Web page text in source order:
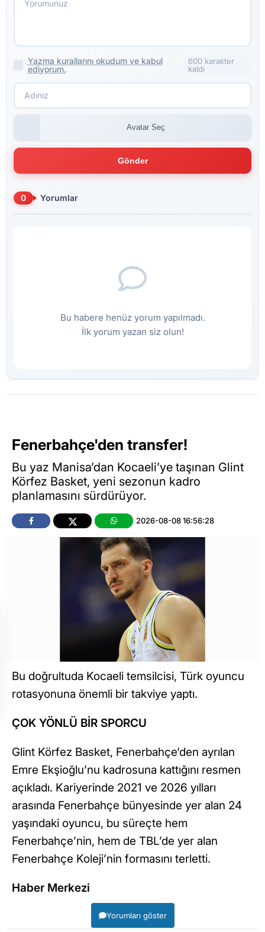
Yazma kurallarını okudum ve kabul
ediyorum.
600 karakter
kaldı
Avatar Seç
Gönder
0 Yorumlar
Bu habere henüz yorum yapılmadı.
İlk yorum yazan siz olun!
Fenerbahçe'den transfer!
Bu yaz Manisa’dan Kocaeli’ye taşınan Glint
Körfez Basket, yeni sezonun kadro
planlamasını sürdürüyor.
2026-08-08 16:56:28
Bu doğrultuda Kocaeli temsilcisi, Türk oyuncu
rotasyonuna önemli bir takviye yaptı.
ÇOK YÖNLÜ BİR SPORCU
Glint Körfez Basket, Fenerbahçe‘den ayrılan
Emre Ekşioğlu’nu kadrosuna kattığını resmen
açıkladı. Kariyerinde 2021 ve 2026 yılları
arasında Fenerbahçe bünyesinde yer alan 24
yaşındaki oyuncu, bu süreçte hem
Fenerbahçe’nin, hem de TBL’de yer alan
Fenerbahçe Koleji’nin formasını terletti.
Haber Merkezi
Yorumları göster